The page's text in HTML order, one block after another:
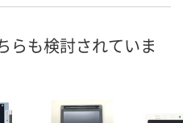
ご注文後、お届けに
ついてご連絡いたし
ついてご連絡
数量
らも検討されていま